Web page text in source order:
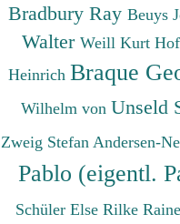
Bradbury Ray Beuys
Walter Weill Kurt
Heinrich Braque
Wilhelm von Unseld
Zweig Stefan Andersen-
Pablo (eigentl.
Schüler Else Rilke